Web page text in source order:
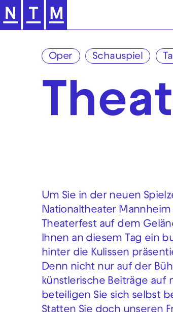
Zur Hauptnavigation
Oper Schauspiel
Um Sie in der neuen
Nationaltheater Mannheim
Theaterfest auf dem
Ihnen an diesem Tag ein
hinter die Kulissen
Denn nicht nur auf der
künstlerische Beiträge auf
beteiligen Sie sich selbst